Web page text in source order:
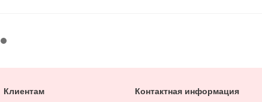
Клиентам Контактная информация